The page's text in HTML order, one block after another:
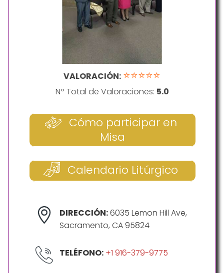
VALORACIÓN: ⭐⭐⭐⭐⭐
Nº Total de Valoraciones: 5.0
Cómo participar en
Misa
Calendario Litúrgico
DIRECCIÓN:6035 Lemon Hill Ave,
Sacramento, CA 95824
TELÉFONO: +1 916-379-9775